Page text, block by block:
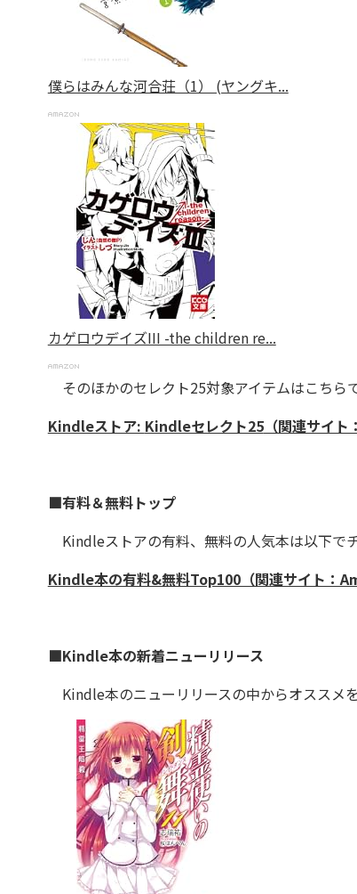
僕らはみんな河合荘（1） (ヤングキ...
カゲロウデイズIII -the children re...
そのほかのセレクト25対象アイテムはこちら
Kindleストア: Kindleセレクト25（関連サイト
■有料＆無料トップ
Kindleストアの有料、無料の人気本は以下で
Kindle本の有料&無料Top100（関連サイト：
■Kindle本の新着ニューリリース
Kindle本のニューリリースの中からオススメ